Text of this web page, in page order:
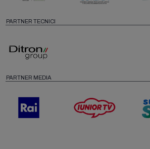
PARTNER TECNICI
PARTNER MEDIA